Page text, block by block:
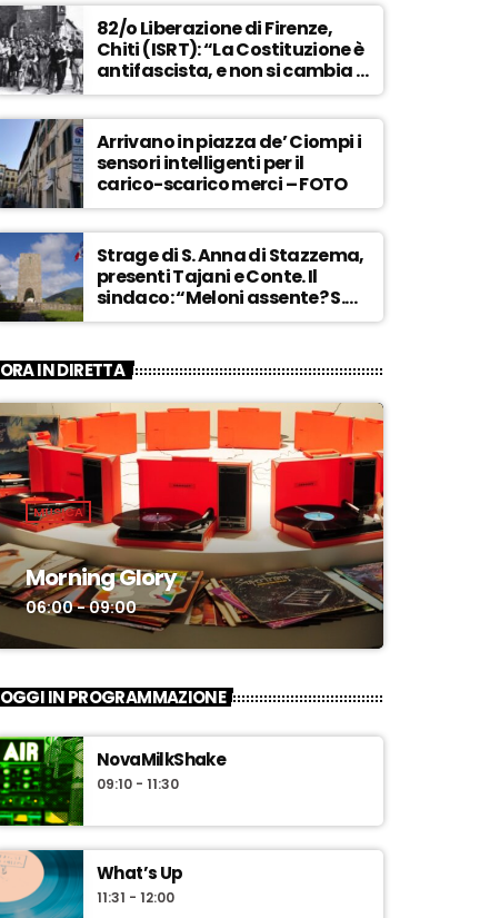
82/o Liberazione di Firenze,
Chiti (ISRT): “La Costituzione è
antifascista, e non si cambia a
maggioranza” – ASCOLTA
Arrivano in piazza de’ Ciompi i
sensori intelligenti per il
carico-scarico merci – FOTO
Strage di S. Anna di Stazzema,
presenti Tajani e Conte. Il
sindaco: “Meloni assente? S.
Anna aperta tutto l’anno…” –
ORA IN DIRETTA
MUSICA
Morning Glory
06:00 - 09:00
OGGI IN PROGRAMMAZIONE
NovaMilkShake
09:10 - 11:30
What’s Up
11:31 - 12:00